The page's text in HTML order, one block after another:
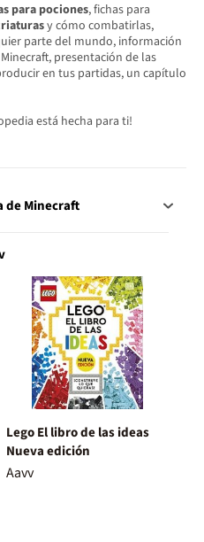
para pociones, fichas para
y cómo combatirlas,
parte del mundo, información
presentación de las
en tus partidas, un capítulo
está hecha para ti!
de Minecraft
Lego El libro de las ideas
Nueva edición
Aavv